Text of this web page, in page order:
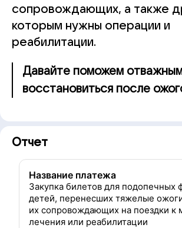
сопровождающих, а также
которым нужны операции и
реабилитации.
Давайте поможем
восстановиться после
Отчет
Название платежа
Закупка билетов для подопечных
детей, перенесших тяжелые
их сопровождающих на поездки к
лечения или реабилитации